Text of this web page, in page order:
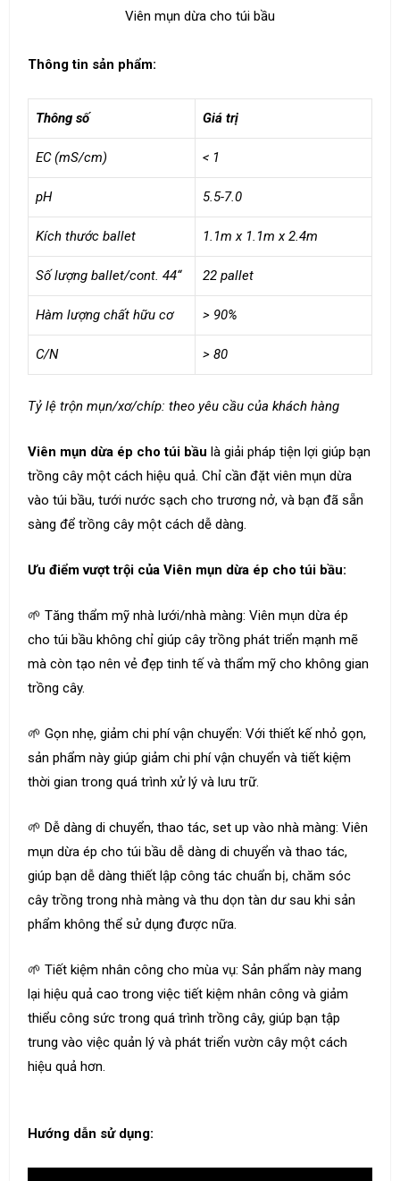
Viên mụn dừa cho túi bầu
Thông tin sản phẩm:
Thông số Giá trị
EC (mS/cm) < 1
pH 5.5-7.0
Kích thước ballet 1.1m x 1.1m x 2.4m
Số lượng ballet/cont. 44“ 22 pallet
Hàm lượng chất hữu cơ > 90%
C/N > 80
Tỷ lệ trộn mụn/xơ/chíp: theo yêu cầu của khách hàng
Viên mụn dừa ép cho túi bầu là giải pháp tiện lợi giúp bạn
trồng cây một cách hiệu quả. Chỉ cần đặt viên mụn dừa
vào túi bầu, tưới nước sạch cho trương nở, và bạn đã sẵn
sàng để trồng cây một cách dễ dàng.
Ưu điểm vượt trội của Viên mụn dừa ép cho túi bầu:
🌱 Tăng thẩm mỹ nhà lưới/nhà màng: Viên mụn dừa ép
cho túi bầu không chỉ giúp cây trồng phát triển mạnh mẽ
mà còn tạo nên vẻ đẹp tinh tế và thẩm mỹ cho không gian
trồng cây.
🌱 Gọn nhẹ, giảm chi phí vận chuyển: Với thiết kế nhỏ gọn,
sản phẩm này giúp giảm chi phí vận chuyển và tiết kiệm
thời gian trong quá trình xử lý và lưu trữ.
🌱 Dễ dàng di chuyển, thao tác, set up vào nhà màng: Viên
mụn dừa ép cho túi bầu dễ dàng di chuyển và thao tác,
giúp bạn dễ dàng thiết lập công tác chuẩn bị, chăm sóc
cây trồng trong nhà màng và thu dọn tàn dư sau khi sản
phẩm không thể sử dụng được nữa.
🌱 Tiết kiệm nhân công cho mùa vụ: Sản phẩm này mang
lại hiệu quả cao trong việc tiết kiệm nhân công và giảm
thiểu công sức trong quá trình trồng cây, giúp bạn tập
trung vào việc quản lý và phát triển vườn cây một cách
hiệu quả hơn.
Hướng dẫn sử dụng: